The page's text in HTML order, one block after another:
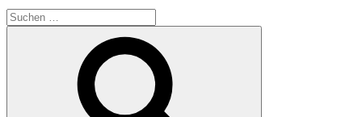
Suche
nach: